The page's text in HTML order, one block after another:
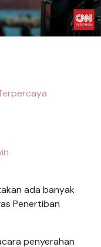
ada banyak
Penertiban
penyerahan